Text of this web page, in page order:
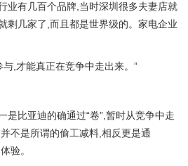
业有几百个品牌,当时深圳很多夫妻店就
剩几家了,而且都是世界级的。家电企业
,才能真正在竞争中走出来。”
比亚迪的确通过“卷”,暂时从竞争中走
不是所谓的偷工减料,相反更是通
验。